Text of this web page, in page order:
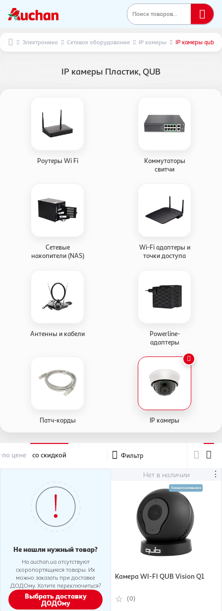
Поиск товаров...
Электроника Сетевое оборудование IP камеры IP камеры qub
IP камеры Пластик, QUB
Роутеры Wi Fi
Коммутаторы
свитчи
Сетевые
накопители (NAS)
Wi-Fi адаптеры и
точки доступа
Антенны и кабели
Powerline-
адаптеры
Патч-корды IP камеры
по цене со скидкой Фильтр
Не нашли нужный товар?
На auchan.ua отсутствуют
скоропортящиеся товары. Их
можно заказать при доставке
ДОДОму. Хотите переключиться?
Выбрать доставку
ДОДОму
Нет в наличии ⋮
Камера WI-FI QUB Vision Q1
(0)